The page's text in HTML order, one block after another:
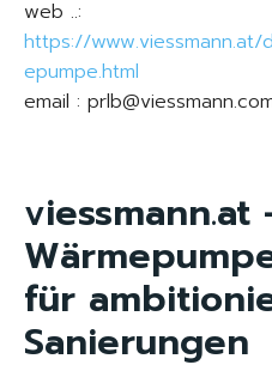
web ..:
https://
epumpe.html
email :
viessmann.at
für
Sanierungen